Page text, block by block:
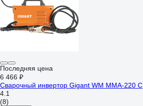
Последняя цена
6 466 ₽
Сварочный инвертор Gigant WM MMA-220 C
4.1
(8)